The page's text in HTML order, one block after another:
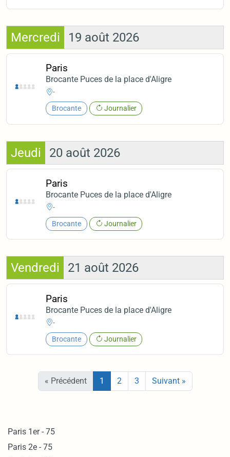
Mercredi 19 août 2026
Paris
Brocante Puces de la place d'Aligre
-
Brocante Journalier
Jeudi 20 août 2026
Paris
Brocante Puces de la place d'Aligre
-
Brocante Journalier
Vendredi 21 août 2026
Paris
Brocante Puces de la place d'Aligre
-
Brocante Journalier
« Précédent 1 2 3 Suivant »
Paris 1er - 75
Paris 2e - 75